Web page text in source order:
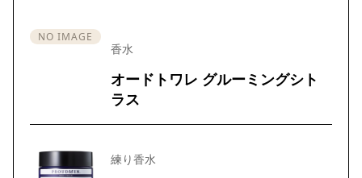
NO IMAGE
香水
オードトワレ グルーミングシト
ラス
練り香水